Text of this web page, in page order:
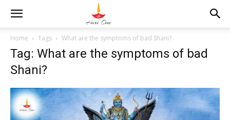
Home Tags What are the symptoms of bad Shani?
Tag: What are the symptoms of bad
Shani?